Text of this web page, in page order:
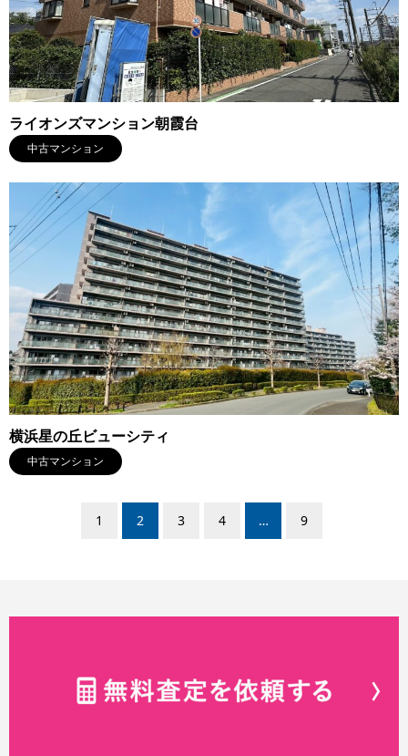
ライオンズマンション朝霞台
中古マンション
横浜星の丘ビューシティ
中古マンション
1 2 3 4 … 9